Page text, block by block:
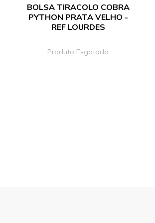
BOLSA TIRACOLO COBRA
PYTHON PRATA VELHO -
REF LOURDES
Produto Esgotado